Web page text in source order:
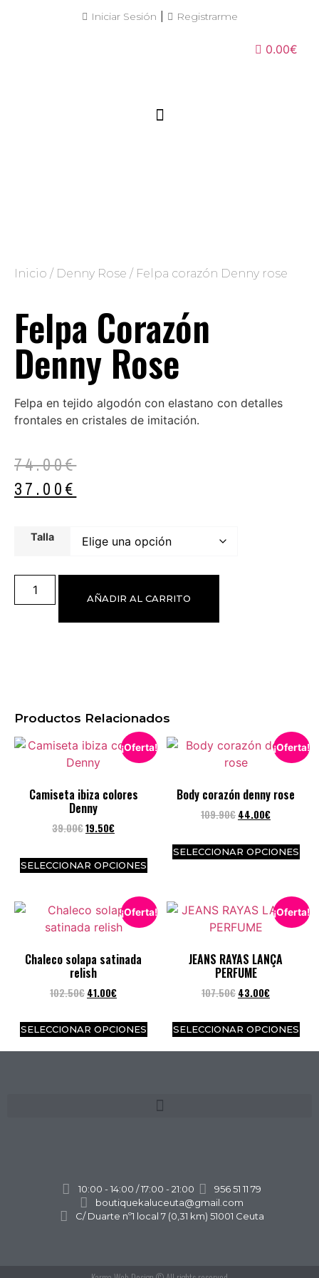
Iniciar Sesión Registrarme
0.00€
Inicio / Denny Rose / Felpa corazón Denny rose
Felpa Corazón
Denny Rose
Felpa en tejido algodón con elastano con detalles
frontales en cristales de imitación.
74.00€
37.00€
Talla
AÑADIR AL CARRITO
Productos Relacionados
¡Oferta!
Camiseta ibiza colores
Denny
39.00€19.50€
SELECCIONAR OPCIONES
¡Oferta!
Body corazón denny rose
109.90€ 44.00€
SELECCIONAR OPCIONES
¡Oferta!
Chaleco solapa satinada
relish
102.50€ 41.00€
SELECCIONAR OPCIONES
¡Oferta!
JEANS RAYAS LANÇA
PERFUME
107.50€ 43.00€
SELECCIONAR OPCIONES
10:00 - 14:00 / 17:00 - 21:00
956 51 11 79
boutiquekaluceuta@gmail.com
C/ Duarte nº1 local 7 (0,31 km) 51001 Ceuta